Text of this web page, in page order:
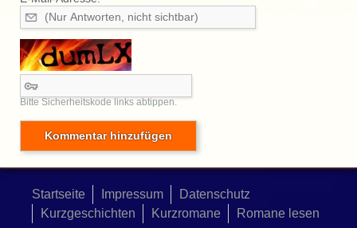
Bitte Sicherheitskode links abtippen.
Startseite Impressum
Datenschutz
Kurzgeschichten
Kurzromane Romane lesen